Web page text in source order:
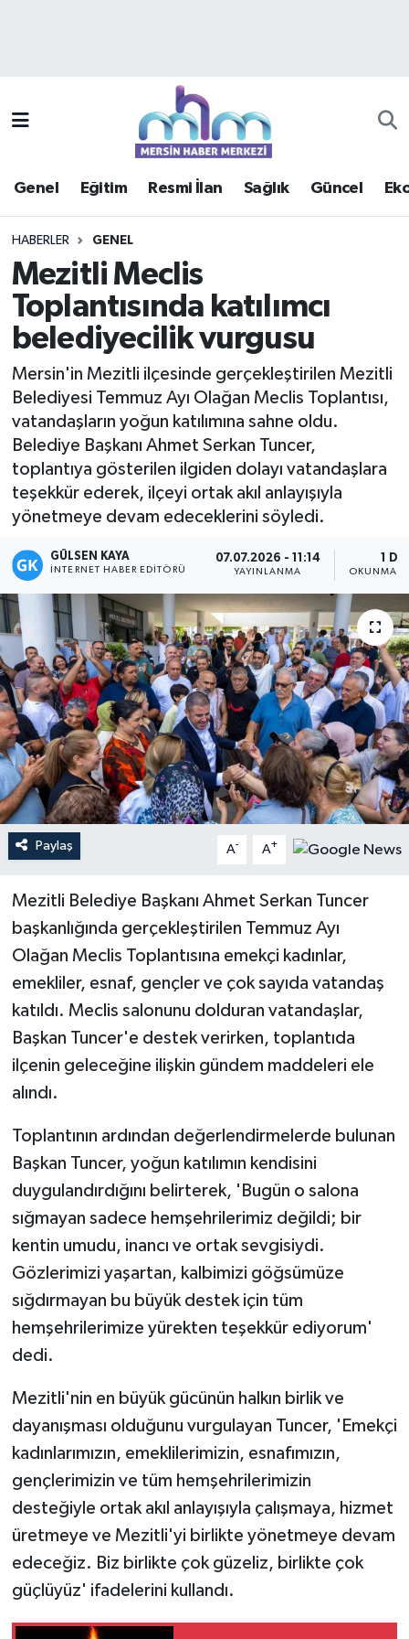
Genel Eğitim Resmi İlan Sağlık Güncel
HABERLER GENEL
Mezitli Meclis
Toplantısında katılımcı
belediyecilik vurgusu
Mersin'in Mezitli ilçesinde gerçekleştirilen Mezitli
Belediyesi Temmuz Ayı Olağan Meclis Toplantısı,
vatandaşların yoğun katılımına sahne oldu.
Belediye Başkanı Ahmet Serkan Tuncer,
toplantıya gösterilen ilgiden dolayı vatandaşlara
teşekkür ederek, ilçeyi ortak akıl anlayışıyla
yönetmeye devam edeceklerini söyledi.
GÜLSEN KAYA
İNTERNET HABER EDITÖRÜ
07.07.2026 - 11:14
YAYINLANMA
1 DK
OKUNMA
Paylaş A- A+
Mezitli Belediye Başkanı Ahmet Serkan Tuncer
başkanlığında gerçekleştirilen Temmuz Ayı
Olağan Meclis Toplantısına emekçi kadınlar,
emekliler, esnaf, gençler ve çok sayıda vatandaş
katıldı. Meclis salonunu dolduran vatandaşlar,
Başkan Tuncer'e destek verirken, toplantıda
ilçenin geleceğine ilişkin gündem maddeleri ele
alındı.
Toplantının ardından değerlendirmelerde bulunan
Başkan Tuncer, yoğun katılımın kendisini
duygulandırdığını belirterek, 'Bugün o salona
sığmayan sadece hemşehrilerimiz değildi; bir
kentin umudu, inancı ve ortak sevgisiydi.
Gözlerimizi yaşartan, kalbimizi göğsümüze
sığdırmayan bu büyük destek için tüm
hemşehrilerimize yürekten teşekkür ediyorum'
dedi.
Mezitli'nin en büyük gücünün halkın birlik ve
dayanışması olduğunu vurgulayan Tuncer, 'Emekçi
kadınlarımızın, emeklilerimizin, esnafımızın,
gençlerimizin ve tüm hemşehrilerimizin
desteğiyle ortak akıl anlayışıyla çalışmaya, hizmet
üretmeye ve Mezitli'yi birlikte yönetmeye devam
edeceğiz. Biz birlikte çok güzeliz, birlikte çok
güçlüyüz' ifadelerini kullandı.
Güncel
Haberde insan
Kültür - Sanat
Magazin
Mersin
Politika
Resmi İlan
Sağlık
Spor
Sürmanşet
Teknoloji
Yaşam
Mersin Trafik Yoğunluk Haritası
Süper Lig Puan Durumu ve Fikstür
Haber Arşivi